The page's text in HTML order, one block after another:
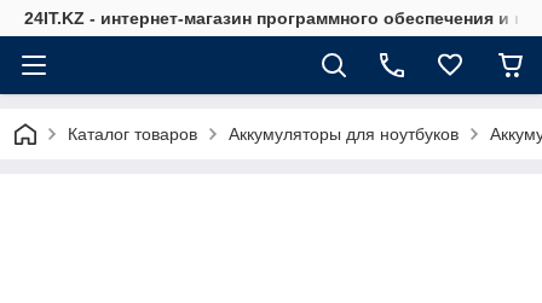
24IT.KZ - интернет-магазин программного обеспечения и
Каталог товаров Аккумуляторы для ноутбуков